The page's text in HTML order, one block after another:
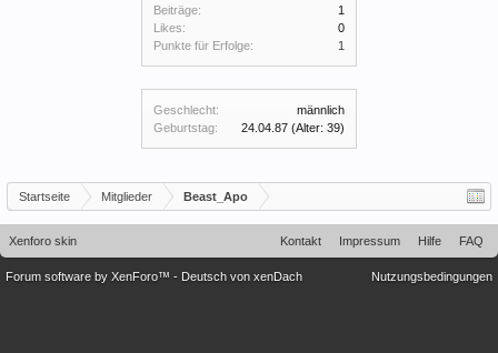
Beiträge:
1
Likes:
0
Punkte für Erfolge:
1
Geschlecht:
männlich
Geburtstag:
24.04.87 (Alter: 39)
Startseite Mitglieder Beast_Apo
Xenforo skin Kontakt Impressum Hilfe FAQ
Nutzungsbedingungen
Forum software by XenForo™ - Deutsch von xenDach